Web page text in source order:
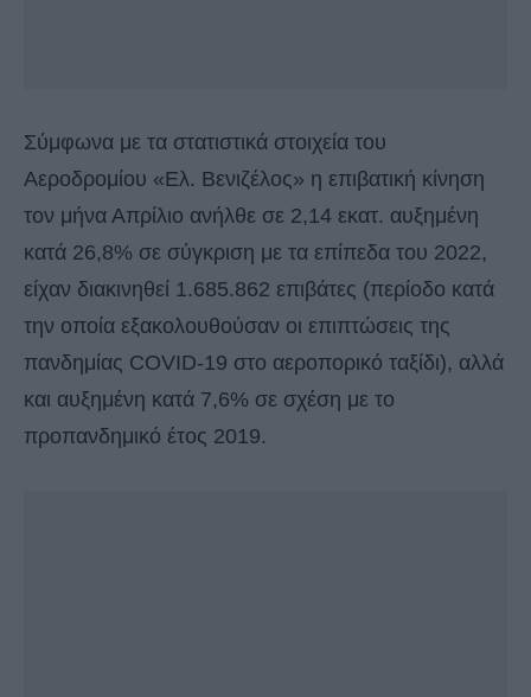
Σύμφωνα με τα στατιστικά στοιχεία του
Αεροδρομίου «Ελ. Βενιζέλος» η επιβατική κίνηση
τον μήνα Απρίλιο ανήλθε σε 2,14 εκατ. αυξημένη
κατά 26,8% σε σύγκριση με τα επίπεδα του 2022,
είχαν διακινηθεί 1.685.862 επιβάτες (περίοδο κατά
την οποία εξακολουθούσαν οι επιπτώσεις της
πανδημίας COVID-19 στο αεροπορικό ταξίδι), αλλά
και αυξημένη κατά 7,6% σε σχέση με το
προπανδημικό έτος 2019.